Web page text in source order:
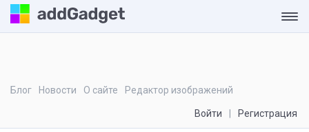
Блог Новости О сайте Редактор изображений
Войти Регистрация